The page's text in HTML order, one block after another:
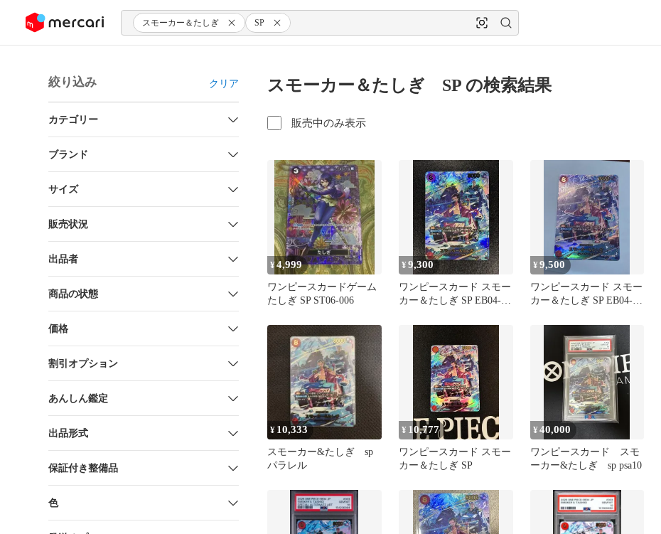
ツにスキップ スモーカー＆たしぎ SP
絞り込み クリア
カテゴリー
ブランド
サイズ
販売状況
出品者
商品の状態
価格
割引オプション
あんしん鑑定
出品形式
保証付き整備品
色
スモーカー＆たしぎ SP の検索結果
販売中のみ表示
¥4,999
ワンピースカードゲーム
たしぎ SP ST06-006
¥9,300
ワンピースカード スモー
カー＆たしぎ SP EB04-
¥9,500
ワンピースカード スモー
カー＆たしぎ SP EB04-
¥ 10,333
スモーカー&たしぎ sp
パラレル
¥ 10,777
ワンピースカード スモー
カー＆たしぎ SP
¥40,000
ワンピースカード スモ
ーカー&たしぎ sp psa10